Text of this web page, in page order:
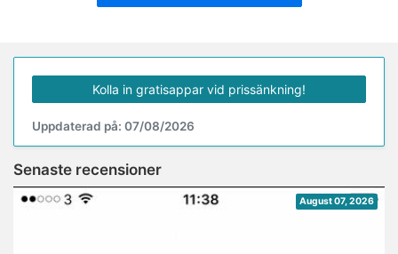
Kolla in gratisappar vid prissänkning!
Uppdaterad på: 07/08/2026
Senaste recensioner
August 07, 2026